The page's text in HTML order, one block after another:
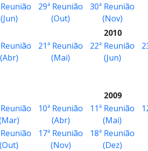
Reunião
(Jun)
29ª Reunião
(Out)
30ª Reunião
(Nov)
2010
Reunião
(Abr)
21ª Reunião
(Mai)
22ª Reunião
(Jun)
2009
10ª Reunião
(Abr)
11ª Reunião
(Mai)
Reunião
(Out)
17ª Reunião
(Nov)
18ª Reunião
(Dez)